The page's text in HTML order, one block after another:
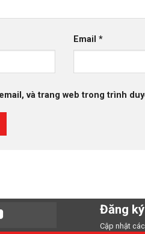
Email *
và trang web trong trình
Đăng
Cập nhật